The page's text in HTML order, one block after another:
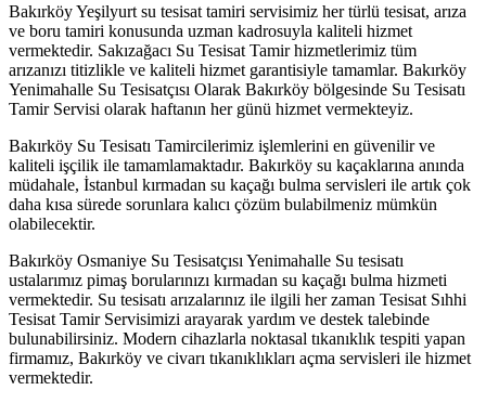
Bakırköy Yeşilyurt su tesisat tamiri servisimiz her türlü tesisat, arıza
ve boru tamiri konusunda uzman kadrosuyla kaliteli hizmet
vermektedir. Sakızağacı Su Tesisat Tamir hizmetlerimiz tüm
arızanızı titizlikle ve kaliteli hizmet garantisiyle tamamlar. Bakırköy
Yenimahalle Su Tesisatçısı Olarak Bakırköy bölgesinde Su Tesisatı
Tamir Servisi olarak haftanın her günü hizmet vermekteyiz.
Bakırköy Su Tesisatı Tamircilerimiz işlemlerini en güvenilir ve
kaliteli işçilik ile tamamlamaktadır. Bakırköy su kaçaklarına anında
müdahale, İstanbul kırmadan su kaçağı bulma servisleri ile artık çok
daha kısa sürede sorunlara kalıcı çözüm bulabilmeniz mümkün
olabilecektir.
Bakırköy Osmaniye Su Tesisatçısı Yenimahalle Su tesisatı
ustalarımız pimaş borularınızı kırmadan su kaçağı bulma hizmeti
vermektedir. Su tesisatı arızalarınız ile ilgili her zaman Tesisat Sıhhi
Tesisat Tamir Servisimizi arayarak yardım ve destek talebinde
bulunabilirsiniz. Modern cihazlarla noktasal tıkanıklık tespiti yapan
firmamız, Bakırköy ve civarı tıkanıklıkları açma servisleri ile hizmet
vermektedir.